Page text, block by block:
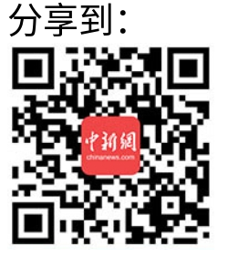
分享到：